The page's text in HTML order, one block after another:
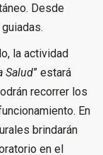
Desde
la actividad
Salud” estará
recorrer los
En
brindarán
en el